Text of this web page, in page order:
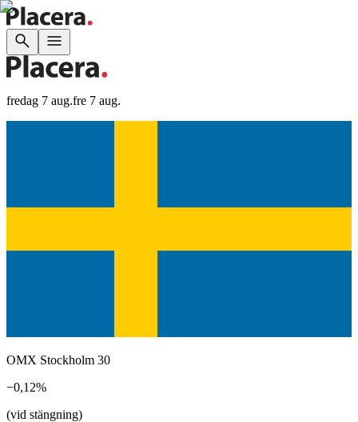
fredag 7 aug.fre 7 aug.
OMX Stockholm 30
−0,12%
(vid stängning)